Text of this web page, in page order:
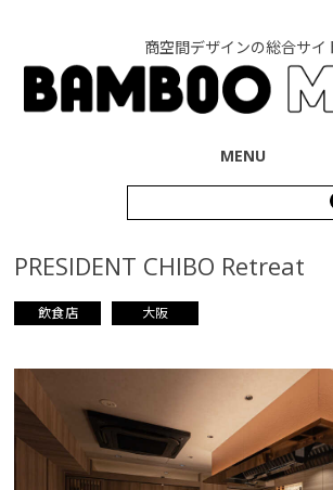
商空間デザインの総合サイ
MENU
索:
PRESIDENT CHIBO Retreat
飲食店 大阪